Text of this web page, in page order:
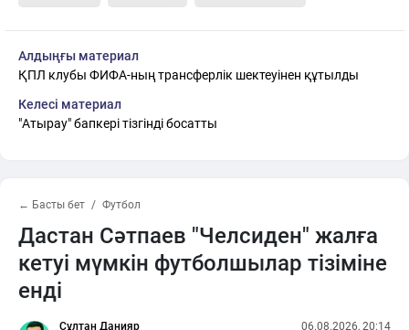
Алдыңғы материал
ҚПЛ клубы ФИФА-ның трансферлік шектеуінен құтылды
Келесі материал
"Атырау" бапкері тізгінді босатты
← Басты бет Футбол
Дастан Сәтпаев "Челсиден" жалға
кетуі мүмкін футболшылар тізіміне
енді
Сұлтан Данияр 06.08.2026, 20:14